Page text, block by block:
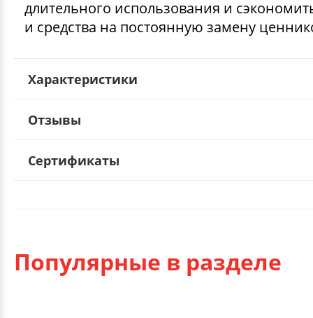
длительного использования и
и средства на постоянную замену
Характеристики
Отзывы
Сертификаты
Популярные в разделе